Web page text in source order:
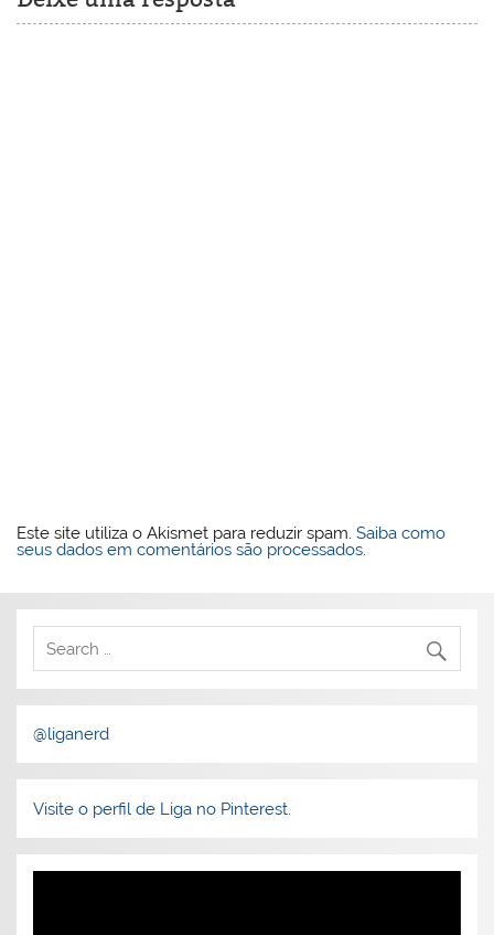
Este site utiliza o Akismet para reduzir spam.Saiba como
seus dados em comentários são processados.
@liganerd
Visite o perfil de Liga no Pinterest.
Tocador